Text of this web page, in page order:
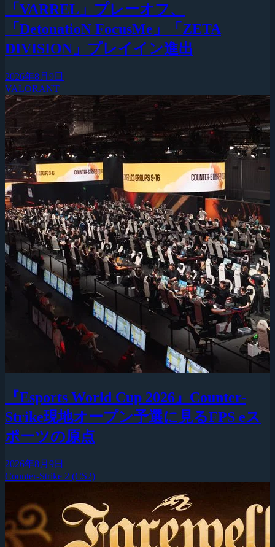
「VARREL」プレーオフ、
「DetonatioN FocusMe」「ZETA
DIVISION」プレイイン進出
2026年8月9日
VALORANT
『Esports World Cup 2026』Counter-
Strike現地オープン予選に見るFPS eス
ポーツの原点
2026年8月9日
Counter-Strike 2 (CS2)